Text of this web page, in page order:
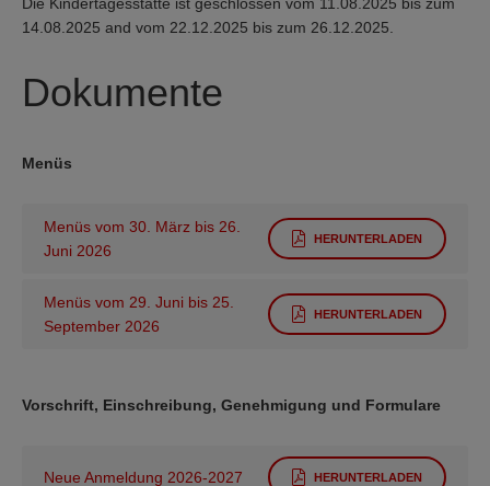
14.08.2025 and vom 22.12.2025 bis zum 26.12.2025.
Dokumente
Menüs
Menüs vom 30. März bis 26.
Juni 2026
HERUNTERLADEN
Menüs vom 29. Juni bis 25.
September 2026
HERUNTERLADEN
Vorschrift, Einschreibung, Genehmigung und Formulare
Neue Anmeldung 2026-2027 HERUNTERLADEN